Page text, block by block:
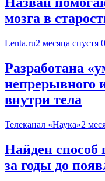
мозга в
Lenta.ru2 месяца спустя 0
Разработана
непрерывного
внутри тела
Телеканал «Наука»2
Найден способ
за годы до